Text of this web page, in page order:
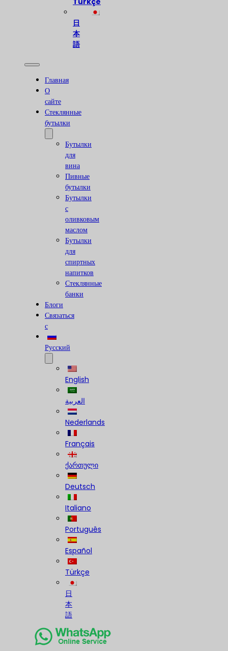
日
本
語
Главная
О
сайте
Стеклянные
бутылки
Бутылки
для
вина
Пивные
бутылки
Бутылки
с
оливковым
маслом
Бутылки
для
спиртных
напитков
Стеклянные
банки
Блоги
Связаться
с
Русский
English
العربية
Nederlands
Français
ქართული
Deutsch
Italiano
Português
Español
Türkçe
日
本
語